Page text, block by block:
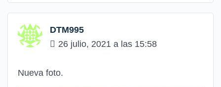
DTM995
26 julio, 2021 a las 15:58
Nueva foto.